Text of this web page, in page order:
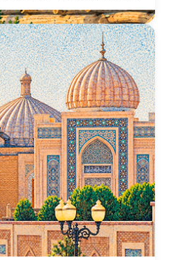
особое место: он
науки и
Материалы выпуска
русистику в её
и современном развитии.
русского языка в
практикам,
и новым методическим
узбекской
подготовлен при
мир”.